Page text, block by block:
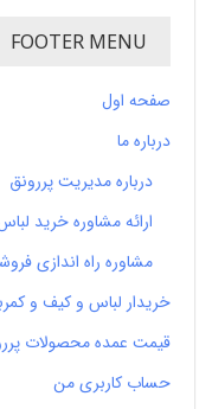
FOOTER MENU
صفحه اول
درباره ما
درباره مدیریت پررونق
ارائه مشاوره خرید
مشاوره راه اندازی
خریدار لباس و کیف و
قیمت عمده محصولات
حساب کاربری من